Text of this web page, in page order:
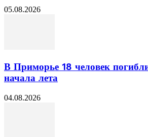
05.08.2026
В Приморье 18 человек
начала лета
04.08.2026